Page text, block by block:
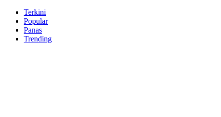
Terkini
Popular
Panas
Trending